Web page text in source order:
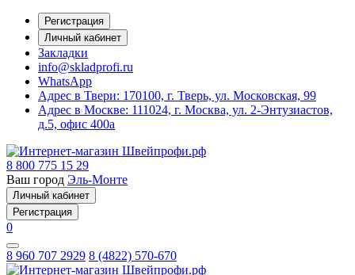
Регистрация
Личный кабинет
Закладки
info@skladprofi.ru
WhatsApp
Адрес в Твери: 170100, г. Тверь, ул. Московская, 99
Адрес в Москве: 111024, г. Москва, ул. 2-Энтузиастов,
д.5, офис 400а
8 800 775 15 29
Ваш город Эль-Монте
Личный кабинет
Регистрация
0
8 960 707 2929 8 (4822) 570-670